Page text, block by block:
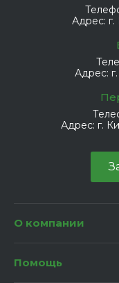
Адрес:
Адрес:
Адрес: г.
О компании
Помощь